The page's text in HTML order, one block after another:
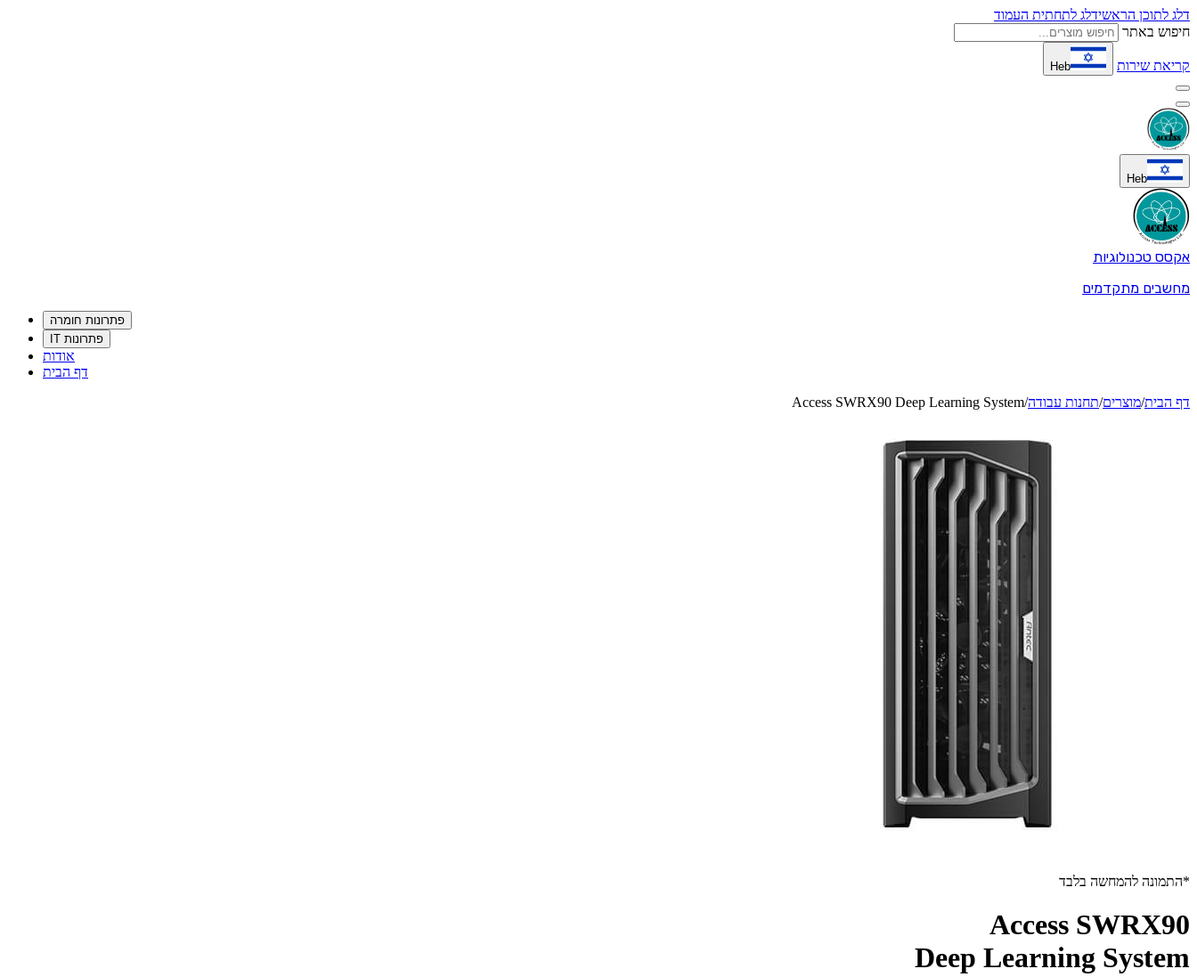
דלג לתוכן הראשידלג לתחתית העמוד
חיפוש באתר
קריאת שירות Heb
Heb
אקסס טכנולוגיות
מחשבים מתקדמים
פתרונות חומרה
פתרונות IT
אודות
דף הבית
דף הבית/מוצרים/תחנות עבודה/
Access SWRX90 Deep Learning System
*התמונה להמחשה בלבד
Access SWRX90
Deep Learning System